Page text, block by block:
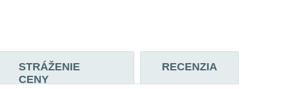
STRÁŽENIE
CENY
RECENZIA